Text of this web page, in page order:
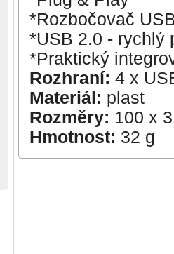
*Rozbočovač
*USB 2.0 - rychlý
*Praktický
Rozhraní: 4 x
Materiál: plast
Rozměry: 100 x
Hmotnost: 32 g